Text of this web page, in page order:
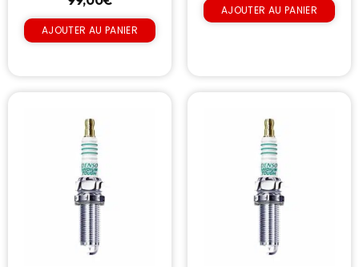
AJOUTER AU PANIER
AJOUTER AU PANIER